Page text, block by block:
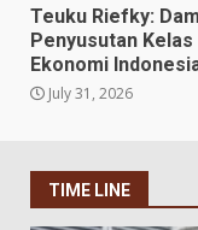
Teuku Riefky:
Penyusutan
Ekonomi
July 31, 2026
TIME LINE